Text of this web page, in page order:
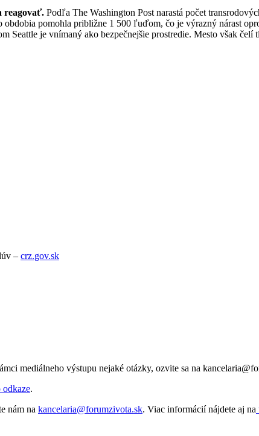
reagovať. Podľa The Washington Post narastá počet
pomohla približne 1 500 ľuďom, čo je výrazný nárast
Seattle je vnímaný ako bezpečnejšie prostredie. Mesto však
– crz.gov.sk
mediálneho výstupu nejaké otázky, ozvite sa na
odkaze.
nám na kancelaria@forumzivota.sk. Viac informácií nájdete aj na